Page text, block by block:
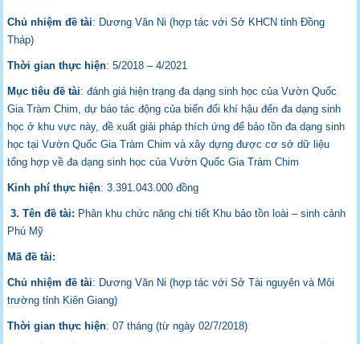
Chủ nhiệm đề tài: Dương Văn Ni (hợp tác với Sở KHCN tỉnh Đồng
Tháp)
Thời gian thực hiện: 5/2018 – 4/2021
Mục tiêu đề tài: đánh giá hiện trạng đa dạng sinh học của Vườn Quốc
Gia Tràm Chim, dự báo tác động của biến đổi khí hậu đến đa dạng sinh
học ở khu vực này, đề xuất giải pháp thích ứng để bảo tồn đa dạng sinh
học tại Vườn Quốc Gia Tràm Chim và xây dựng được cơ sở dữ liệu
tổng hợp về đa dạng sinh học của Vườn Quốc Gia Tràm Chim
Kinh phí thực hiện: 3.391.043.000 đồng
3. Tên đề tài: Phân khu chức năng chi tiết Khu bảo tồn loài – sinh cảnh
Phú Mỹ
Mã đề tài:
Chủ nhiệm đề tài: Dương Văn Ni (hợp tác với Sở Tài nguyên và Môi
trường tỉnh Kiên Giang)
Thời gian thực hiện: 07 tháng (từ ngày 02/7/2018)